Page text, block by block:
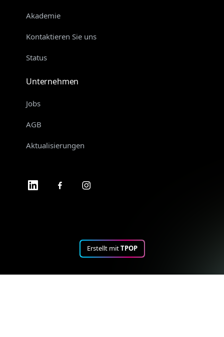
Akademie
Kontaktieren Sie uns
Status
Unternehmen
Jobs
AGB
Aktualisierungen
Erstellt mitTPOP